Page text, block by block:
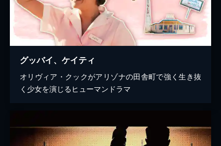
グッバイ、ケイティ
オリヴィア・クックがアリゾナの田舎町で強く生き抜
く少女を演じるヒューマンドラマ